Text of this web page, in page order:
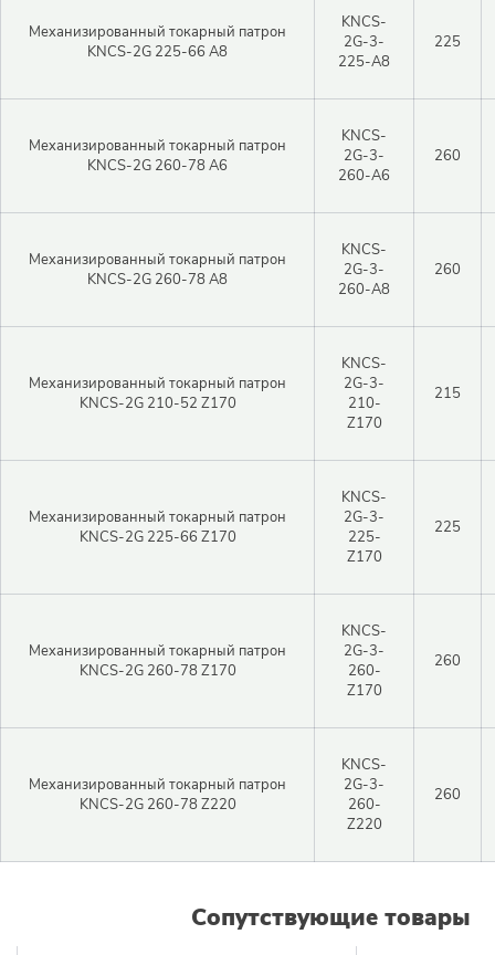
Механизированный токарный патрон
KNCS-2G 225-66 A8
KNCS-
2G-3-
225-A8
225
Механизированный токарный патрон
KNCS-2G 260-78 A6
KNCS-
2G-3-
260-A6
260
Механизированный токарный патрон
KNCS-2G 260-78 A8
KNCS-
2G-3-
260-A8
260
Механизированный токарный патрон
KNCS-2G 210-52 Z170
KNCS-
2G-3-
210-
Z170
215
Механизированный токарный патрон
KNCS-2G 225-66 Z170
KNCS-
2G-3-
225-
Z170
225
Механизированный токарный патрон
KNCS-2G 260-78 Z170
KNCS-
2G-3-
260-
Z170
260
Механизированный токарный патрон
KNCS-2G 260-78 Z220
KNCS-
2G-3-
260-
Z220
260
Сопутствующие товары
Авторизация
Войти в личный кабинет
Регистрация
Авторизация
Логин
Войти Забыли пароль?
Закрыть